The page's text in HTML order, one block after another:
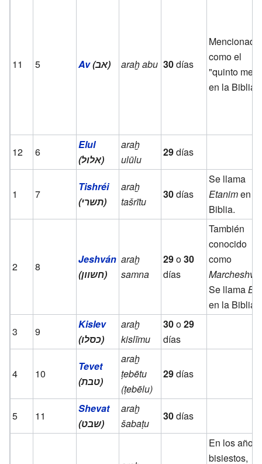
11 5 Av (אב) araḫ abu 30días
Mencionado
como el
"quinto mes"
en la Biblia.
12 6
Elul
(אלול)
araḫ
ulūlu
29días
1 7
Tishréi
(תשרי)
araḫ
tašrītu
30días
Se llama
Etanimen la
Biblia.
2 8
Jeshván
(חשוון)
araḫ
samna
29o30
días
También
conocido
como
Se llamaBul
en la Biblia.
3
9
Kislev
(כסלו)
araḫ
kislīmu
30o29
días
4 10
Tevet
(טבת)
araḫ
ṭebētu
(ṭebēlu)
29días
5 11
Shevat
(שבט)
araḫ
šabaṭu
30días
En los años
bisiestos,